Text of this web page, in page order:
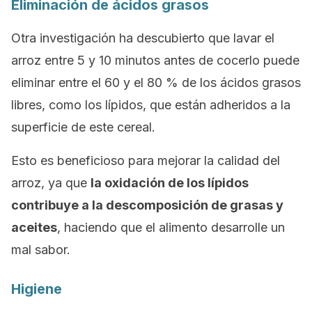
Eliminación de ácidos grasos
Otra investigación ha descubierto que lavar el
arroz entre 5 y 10 minutos antes de cocerlo puede
eliminar entre el 60 y el 80 % de los ácidos grasos
libres, como los lípidos, que están adheridos a la
superficie de este cereal.
Esto es beneficioso para mejorar la calidad del
arroz, ya que la oxidación de los lípidos
contribuye a la descomposición de grasas y
aceites, haciendo que el alimento desarrolle un
mal sabor.
Higiene